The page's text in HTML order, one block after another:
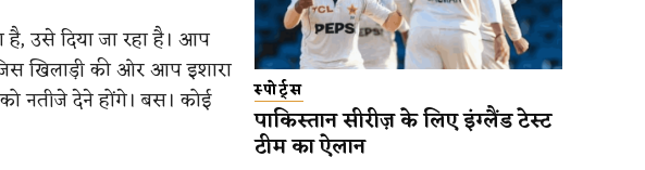
है, उसे दिया जा रहा है। आप
खिलाड़ी की ओर आप इशारा
नतीजे देने होंगे। बस। कोई
स्पोर्ट्स
पाकिस्तान सीरीज़ के लिए इंग्लैंड टेस्ट
टीम का ऐलान